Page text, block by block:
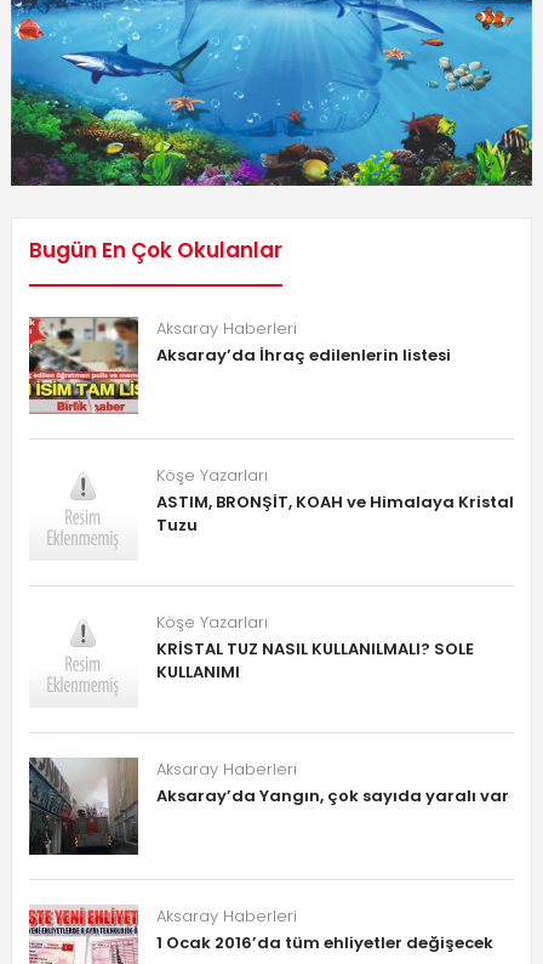
Bugün En Çok Okulanlar
Aksaray Haberleri
Aksaray’da İhraç edilenlerin listesi
Köşe Yazarları
ASTIM, BRONŞİT, KOAH ve Himalaya Kristal
Tuzu
Köşe Yazarları
KRİSTAL TUZ NASIL KULLANILMALI? SOLE
KULLANIMI
Aksaray Haberleri
Aksaray’da Yangın, çok sayıda yaralı var
Aksaray Haberleri
1 Ocak 2016’da tüm ehliyetler değişecek